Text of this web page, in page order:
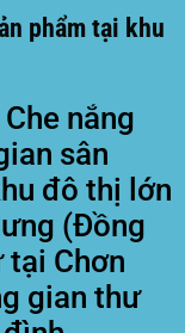
phẩm tại khu
Che nắng
sân
đô thị lớn
(Đồng
tại Chơn
gian thư